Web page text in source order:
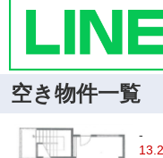
空き物件一覧
-